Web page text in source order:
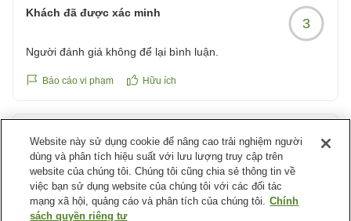
Khách đã được xác minh
3
Người đánh giá không để lại bình luận.
Báo cáo vi phạm Hữu ích
Khách đã được xác minh
静かな部屋と無料の演劇で充実した時間
お部屋も静かでゆっくり過ごせました。
アメニティも揃っていたので良かったです。
Website này sử dụng cookie để nâng cao trải nghiệm người
dùng và phân tích hiệu suất với lưu lượng truy cập trên
website của chúng tôi. Chúng tôi cũng chia sẻ thông tin về
việc bạn sử dụng website của chúng tôi với các đối tác
mạng xã hội, quảng cáo và phân tích của chúng tôi. Chính
sách quyền riêng tư